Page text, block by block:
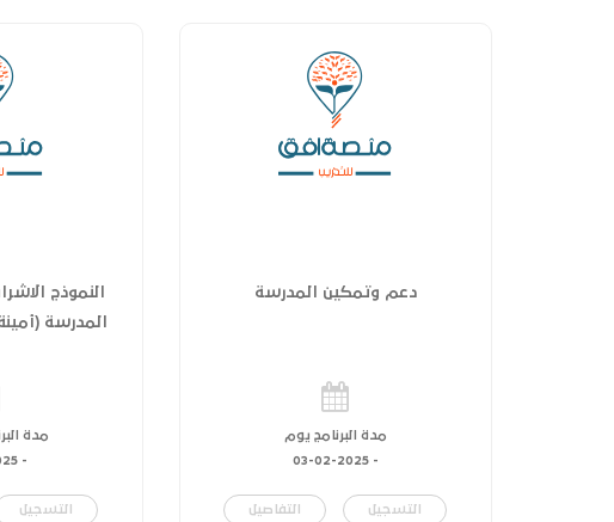
دعم وتمكين المدرسة
مدة البرنامج يوم
-
03-02-2025
التسجيل التفاصيل
النموذج
المدرسة (أمينة
مدة البرنامج
-
التسجيل